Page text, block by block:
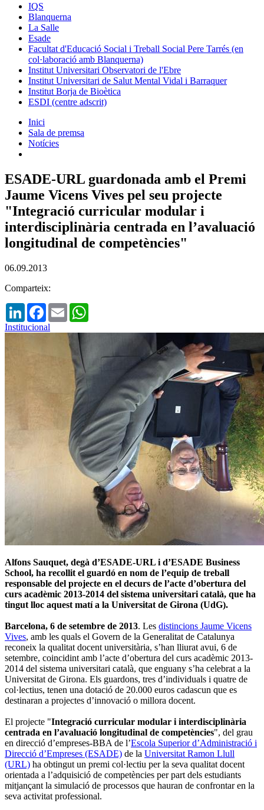
IQS
Blanquerna
La Salle
Esade
Facultat d'Educació Social i Treball Social Pere Tarrés (en
col·laboració amb Blanquerna)
Institut Universitari Observatori de l'Ebre
Institut Universitari de Salut Mental Vidal i Barraquer
Institut Borja de Bioètica
ESDI (centre adscrit)
Inici
Sala de premsa
Notícies
ESADE-URL guardonada amb el Premi
Jaume Vicens Vives pel seu projecte
"Integració curricular modular i
interdisciplinària centrada en l’avaluació
longitudinal de competències"
06.09.2013
Comparteix:
LinkedInFacebook
Email
Institucional
Alfons Sauquet, degà d’ESADE-URL i d’ESADE Business
School, ha recollit el guardó en nom de l’equip de treball
responsable del projecte en el decurs de l’acte d’obertura del
curs acadèmic 2013-2014 del sistema universitari català, que ha
tingut lloc aquest matí a la Universitat de Girona (UdG).
Barcelona, 6 de setembre de 2013. Les distincions Jaume Vicens
Vives, amb les quals el Govern de la Generalitat de Catalunya
reconeix la qualitat docent universitària, s’han lliurat avui, 6 de
setembre, coincidint amb l’acte d’obertura del curs acadèmic 2013-
2014 del sistema universitari català, que enguany s’ha celebrat a la
Universitat de Girona. Els guardons, tres d’individuals i quatre de
col·lectius, tenen una dotació de 20.000 euros cadascun que es
destinaran a projectes d’innovació o millora docent.
El projecte "Integració curricular modular i interdisciplinària
centrada en l’avaluació longitudinal de competències", del grau
en direcció d’empreses-BBA de l’Escola Superior d’Administració i
Direcció d’Empreses (ESADE) de la Universitat Ramon Llull
(URL) ha obtingut un premi col·lectiu per la seva qualitat docent
orientada a l’adquisició de competències per part dels estudiants
mitjançant la simulació de processos que hauran de confrontar en la
seva activitat professional.